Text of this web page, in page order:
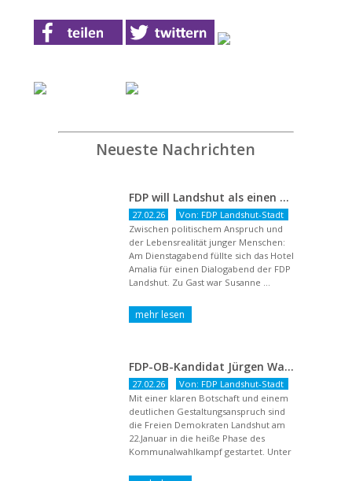
Neueste Nachrichten
FDP will Landshut als einen echten Chancenort gestalten
27.02.26
Von: FDP Landshut-Stadt
Zwischen politischem Anspruch und
der Lebensrealität junger Menschen:
Am Dienstagabend füllte sich das Hotel
Amalia für einen Dialogabend der FDP
Landshut. Zu Gast war Susanne ...
FDP-OB-Kandidat Jürgen Wachter: „Politik auf Pump ist unsozial“
27.02.26
Von: FDP Landshut-Stadt
Mit einer klaren Botschaft und einem
deutlichen Gestaltungsanspruch sind
die Freien Demokraten Landshut am
22.Januar in die heiße Phase des
Kommunalwahlkampf gestartet. Unter